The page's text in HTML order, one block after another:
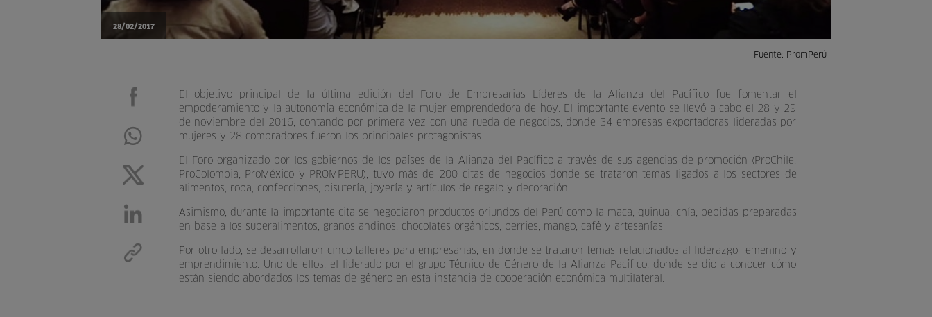
28/02/2017
Fuente: PromPerú
El objetivo principal de la última edición del Foro de Empresarias Líderes de la Alianza del Pacífico fue fomentar el
empoderamiento y la autonomía económica de la mujer emprendedora de hoy. El importante evento se llevó a cabo el 28 y 29
de noviembre del 2016, contando por primera vez con una rueda de negocios, donde 34 empresas exportadoras lideradas por
mujeres y 28 compradores fueron los principales protagonistas.
El Foro organizado por los gobiernos de los países de la Alianza del Pacífico a través de sus agencias de promoción (ProChile,
ProColombia, ProMéxico y PROMPERÚ), tuvo más de 200 citas de negocios donde se trataron temas ligados a los sectores de
alimentos, ropa, confecciones, bisutería, joyería y artículos de regalo y decoración.
Asimismo, durante la importante cita se negociaron productos oriundos del Perú como la maca, quinua, chía, bebidas preparadas
en base a los superalimentos, granos andinos, chocolates orgánicos, berries, mango, café y artesanías.
Por otro lado, se desarrollaron cinco talleres para empresarias, en donde se trataron temas relacionados al liderazgo femenino y
emprendimiento. Uno de ellos, el liderado por el grupo Técnico de Género de la Alianza Pacífico, donde se dio a conocer cómo
están siendo abordados los temas de género en esta instancia de cooperación económica multilateral.